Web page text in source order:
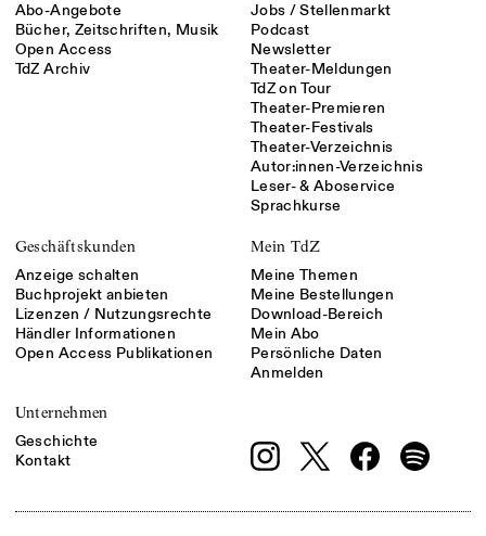
Abo-Angebote
Bücher, Zeitschriften, Musik
Open Access
TdZ Archiv
Jobs / Stellenmarkt
Podcast
Newsletter
Theater-Meldungen
TdZ on Tour
Theater-Premieren
Theater-Festivals
Theater-Verzeichnis
Autor:innen-Verzeichnis
Leser- & Aboservice
Sprachkurse
Geschäftskunden
Anzeige schalten
Buchprojekt anbieten
Lizenzen / Nutzungsrechte
Händler Informationen
Open Access Publikationen
Mein TdZ
Meine Themen
Meine Bestellungen
Download-Bereich
Mein Abo
Persönliche Daten
Anmelden
Unternehmen
Geschichte
Kontakt